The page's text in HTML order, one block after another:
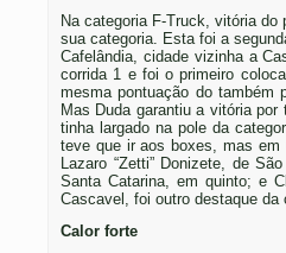
Na categoria F-Truck, vitória do
sua categoria. Esta foi a
Cafelândia, cidade vizinha a
corrida 1 e foi o primeiro
mesma pontuação do também
Mas Duda garantiu a vitória
tinha largado na pole da
teve que ir aos boxes, mas em
Lazaro “Zetti” Donizete, de
Santa Catarina, em quinto; e
Cascavel, foi outro destaque da
Calor forte